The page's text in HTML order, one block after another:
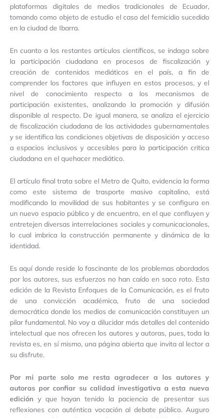
plataformas digitales de medios tradicionales de Ecuador,
tomando como objeto de estudio el caso del femicidio sucedido
en la ciudad de Ibarra.
En cuanto a los restantes artículos científicos, se indaga sobre
la participación ciudadana en procesos de fiscalización y
creación de contenidos mediáticos en el país, a fin de
comprender los factores que influyen en estos procesos, y el
nivel de conocimiento respecto a los mecanismos de
participación existentes, analizando la promoción y difusión
disponible al respecto. De igual manera, se analiza el ejercicio
de fiscalización ciudadana de las actividades gubernamentales
y se identifica las condiciones objetivas de disposición y acceso
a espacios inclusivos y accesibles para la participación critica
ciudadana en el quehacer mediático.
El artículo final trata sobre el Metro de Quito, evidencia la forma
como este sistema de trasporte masivo capitalino, está
modificando la movilidad de sus habitantes y se configura en
un nuevo espacio público y de encuentro, en el que confluyen y
entretejen diversas interrelaciones sociales y comunicacionales,
lo cual imbrica la construcción permanente y dinámica de la
identidad.
Es aquí donde reside lo fascinante de los problemas abordados
por los autores, sus esfuerzos no han caído en saco roto. Esta
edición de la Revista Enfoques de la Comunicación, es el fruto
de una convicción académica, fruto de una sociedad
democrática donde los medios de comunicación constituyen un
pilar fundamental. No voy a dilucidar más detalles del contenido
intelectual que nos ofrecen los autores y autoras, pues, toda la
revista es, en sí mismo, una página abierta que invita al lector a
su disfrute.
Por mi parte solo me resta agradecer a los autores y
autoras por confiar su calidad investigativa a esta nueva
edición y que hayan tenido la paciencia de presentar sus
reflexiones con auténtica vocación al debate público. Auguro